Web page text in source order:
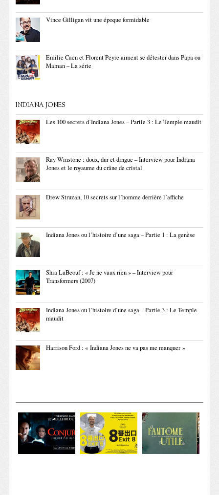
Vince Gilligan vit une époque formidable
Emilie Caen et Florent Peyre aiment se détester dans Papa ou
Maman – La série
INDIANA JONES
Les 100 secrets d’Indiana Jones – Partie 3 : Le Temple maudit
Ray Winstone : doux, dur et dingue – Interview pour Indiana
Jones et le royaume du crâne de cristal
Drew Struzan, 10 secrets sur l’homme derrière l’affiche
Indiana Jones ou l’histoire d’une saga – Partie 1 : La genèse
Shia LaBeouf : « Je ne vaux rien » – Interview pour
Transformers (2007)
Indiana Jones ou l’histoire d’une saga – Partie 3 : Le Temple
maudit
Harrison Ford : « Indiana Jones ne va pas me manquer »